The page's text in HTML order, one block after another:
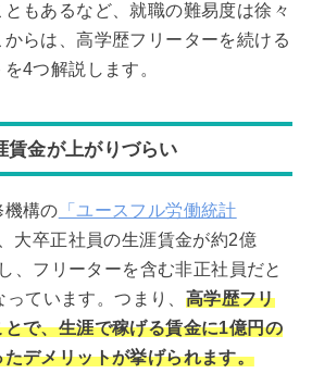
もあるなど、就職の難易度は徐々
らは、高学歴フリーターを続ける
4つ解説します。
賃金が上がりづらい
機構の 「ユースフル労働統計
大卒正社員の生涯賃金が約2億
、フリーターを含む非正社員だと
ています。つまり、 高学歴フリ
で、生涯で稼げる賃金に1億円の
デメリットが挙げられます。